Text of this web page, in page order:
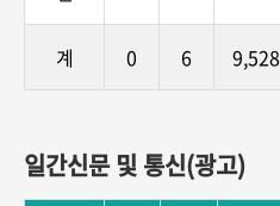
계 0 6 9,528
일간신문 및 통신(광고)